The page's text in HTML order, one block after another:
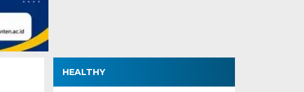
HEALTHY